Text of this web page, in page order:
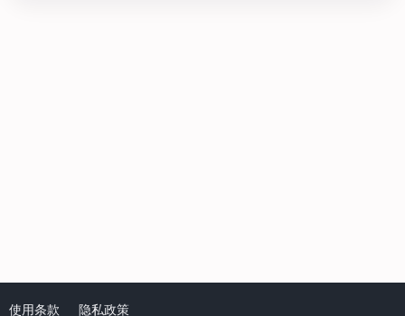
使用条款 隐私政策